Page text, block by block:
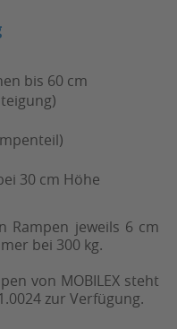
bis 60 cm
30 cm Höhe
Rampen jeweils 6 cm
bei 300 kg.
von MOBILEX steht
zur Verfügung.